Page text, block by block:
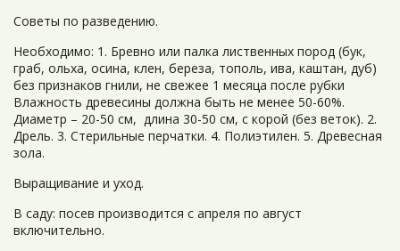
Советы по разведению.
Необходимо: 1. Бревно или палка лиственных пород (бук,
граб, ольха, осина, клен, береза, тополь, ива, каштан, дуб)
без признаков гнили, не свежее 1 месяца после рубки
Влажность древесины должна быть не менее 50-60%.
Диаметр – 20-50 см, длина 30-50 см, с корой (без веток). 2.
Дрель. 3. Стерильные перчатки. 4. Полиэтилен. 5. Древесная
зола.
Выращивание и уход.
В саду: посев производится с апреля по август
включительно.